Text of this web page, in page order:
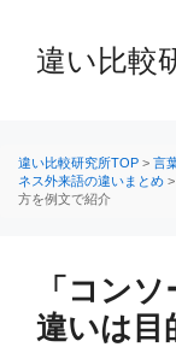
へ
ス
違い比較
違い比較研究所TOP > 言
ネス外来語の違いまとめ >
方を例文で紹介
「コン
違いは目